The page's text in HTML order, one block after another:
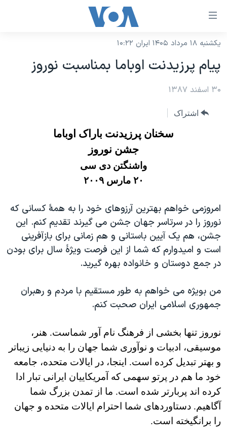
لینکهای
دسترسی
جهش
محتوای
جهش
نسخه سبک وب‌سایت
موضوع ها
ایران
ویدیوها
فرهنگ و زندگی
حقوق شهروندی
علم و فناوری
اسرائیل در جنگ
گالری عکس
آرشیو پخش زنده
برنامه های تلویزیونی
جدول برنامه ها
بایگانی برنامه‌های تلویزیونی
مستندها
انتخابات ریاست جمهوری آمریکا ۲۰۲۴
رمز مهسا
ورزش زنان در ایران
اعتراضات زن، زندگی، آزادی
مجموعه مستندهای دادخواهی
تریبونال مردمی آبان ۹۸
دادگاه حمید نوری
چهل سال گروگان‌گیری
قانون شفافیت دارائی کادر رهبری ایران
فرکانس‌های صدای آمریکا
یادگیری زبان انگلیسی
دنبال کنید
زبانهای مختلف
یکشنبه ۱۸ مرداد ۱۴۰۵ ایران ۱۰:۲۲
پيام پرزيدنت اوباما بمناسبت نوروز
۳۰ اسفند ۱۳۸۷
اشتراک
سخنان پرزیدنت باراک اوباما
جشن نوروز
واشنگتن دی سی
۲۰ مارس ۲۰۰۹
امروزمی خواهم بهترین آرزوهای خود را به همۀ کسانی که
نوروز را در سرتاسر جهان جشن می گیرند تقدیم کنم. این
جشن، هم یک آیین باستانی و هم زمانی برای بازآفرینی
است و امیدوارم که شما از این فرصت ویژۀ سال برای بودن
در جمع دوستان و خانواده بهره گیرید.
من بویژه می خواهم به طور مستقیم با مردم و رهبران
جمهوری اسلامی ایران صحبت کنم.
نوروز تنها بخشی از فرهنگ نام آور شماست. هنر،
موسیقی، ادبیات و نوآوری شما جهان را به دنیایی زیباتر
و بهتر تبدیل کرده است. اینجا، در ایالات متحده، جامعه
خود ما هم در پرتو سهمی که آمریکاییان ایرانی تبار ادا
کرده اند پربارتر شده است. ما از تمدن بزرگ شما
آگاهیم. دستاوردهای شما احترام ایالات متحده و جهان
را برانگیخته است.